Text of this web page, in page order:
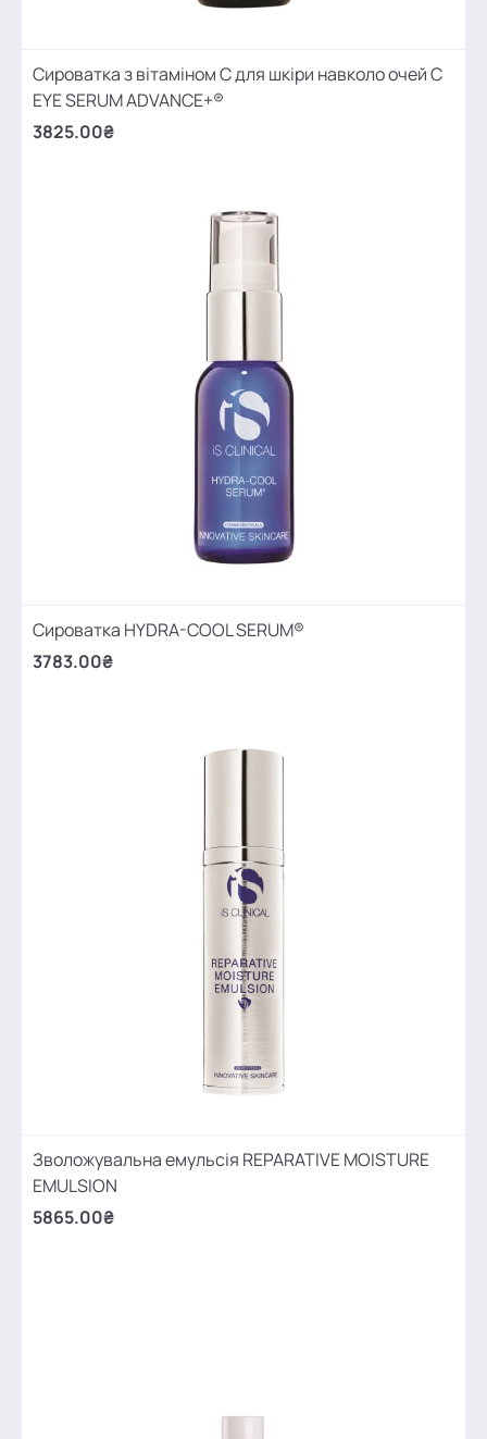
Сироватка з вітаміном С для шкіри навколо очей C
EYE SERUM ADVANCE+®
3825.00₴
Сироватка HYDRA-COOL SERUM®
3783.00₴
Зволожувальна емульсія REPARATIVE MOISTURE
EMULSION
5865.00₴